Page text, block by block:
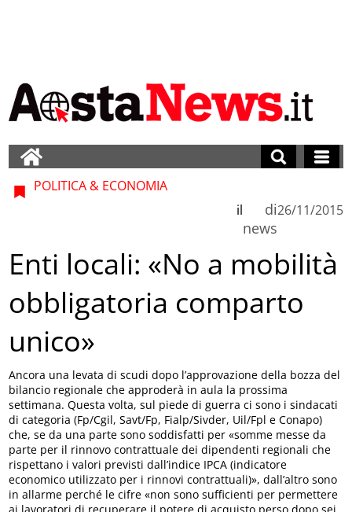
POLITICA & ECONOMIA
di
news
il 26/11/2015
Enti locali: «No a mobilità
obbligatoria comparto
unico»
Ancora una levata di scudi dopo l’approvazione della bozza del
bilancio regionale che approderà in aula la prossima
settimana. Questa volta, sul piede di guerra ci sono i sindacati
di categoria (Fp/Cgil, Savt/Fp, Fialp/Sivder, Uil/Fpl e Conapo)
che, se da una parte sono soddisfatti per «somme messe da
parte per il rinnovo contrattuale dei dipendenti regionali che
rispettano i valori previsti dall’indice IPCA (indicatore
economico utilizzato per i rinnovi contrattuali)», dall’altro sono
in allarme perché le cifre «non sono sufficienti per permettere